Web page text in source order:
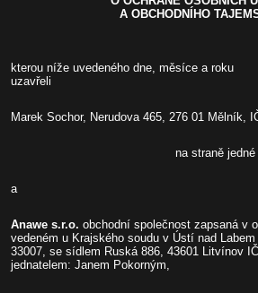
A OBCHODNÍHO
kterou níže uvedeného dne, měsíce a roku
Marek Sochor, Nerudova 465, 276 01 Mělník,
na straně
a
Anawe s.r.o. obchodní společnost zapsaná v
vedeném u Krajského soudu v Ústí nad
33007, se sídlem Ruská 886, 43601 Litvínov
jednatelem: Janem Pokorným,